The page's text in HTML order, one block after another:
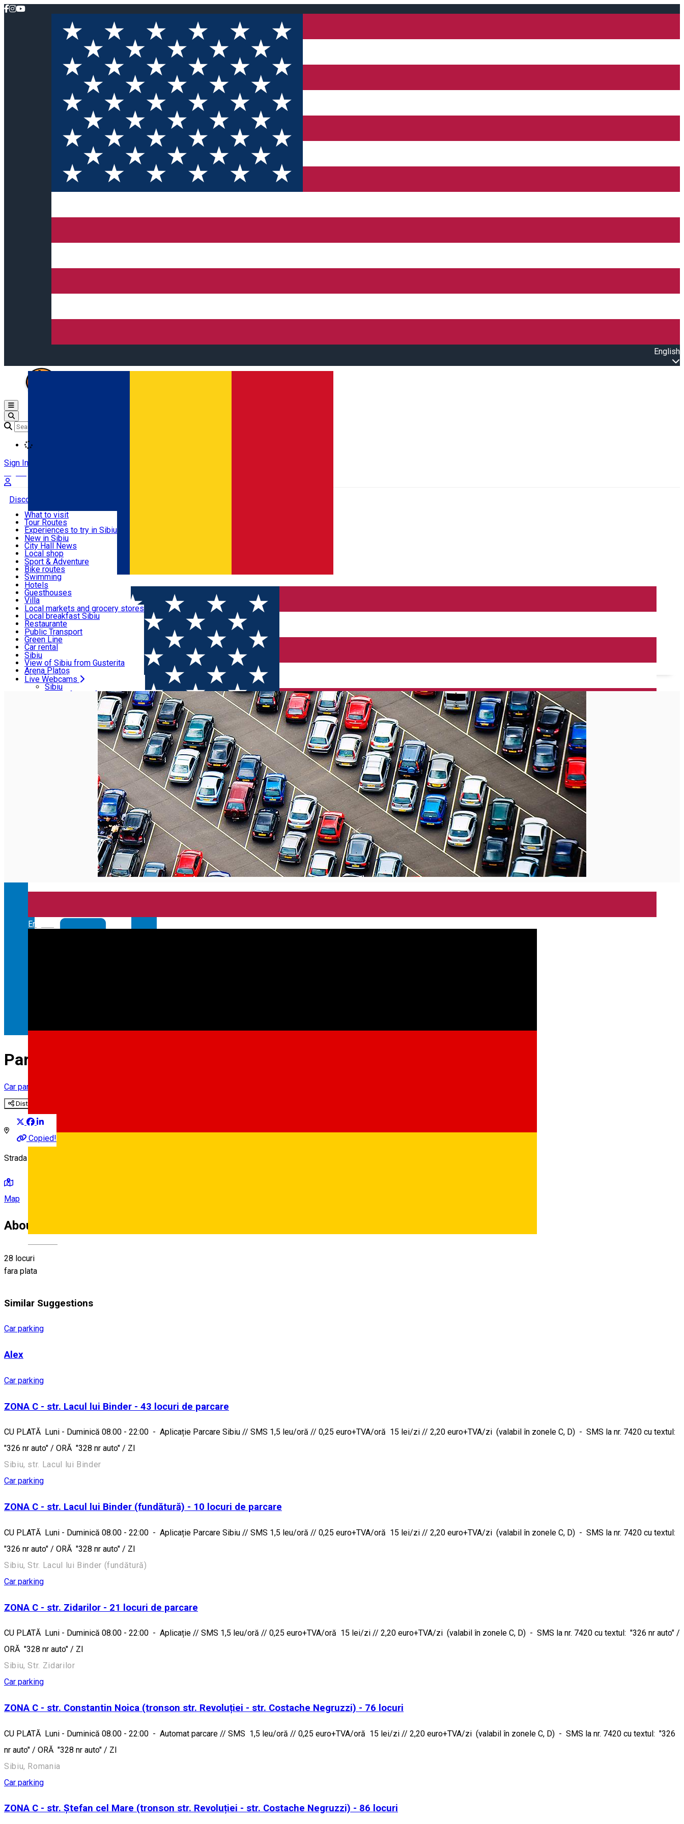
English
Română
English
Open main menu
Sign In
Discover
Useful info
Activities & Adventure
Accommodation
Food, Drinks & Nightlife
Transport & Parking
Live Webcams
What to visit
Tour Routes
Experiences to try in Sibiu
Podcast
Culture
Museums
Churches
Parks, Zoo
County of Sibiu
New in Sibiu
City Hall News
Local shop
Sibiu artisans
Sibiul Verde
Public services
Education
How do I get to Sibiu
Tourist Info
Tour Guides
Guided tours
Publicații locale
Beauty salons
Sport & Adventure
Bike routes
Swimming
Riding
Indoor activities
Loc de joacă indoor
Loc de joacă outdoor
Ski
Ice skating
Yoga
Hotels
Guesthouses
Villa
Hostels
Motel
Camping
Renting rooms
Rooms for rent
Accommodation outside Sibiu
Local markets and grocery stores
Local breakfast Sibiu
Restaurante
Pizza
Fast Food
Coffee
Sweets
Pub, Bar
Night clubs
Bakeries
Public Transport
Green Line
Car rental
Rent a bike
Scooter rentals
Taxi
Ride Sharing
Parking tickets
Parking places
Electric vehicle charging points
Sibiu
View of Sibiu from Gusterita
Arena Platoș
Live Webcams
Sibiu
View of Sibiu from Gusterita
Home Car parking Parcare - L. Rebreanu
Parcare - L. Rebreanu
Car parking
Distribuie
Copied!
Strada Liviu Rebreanu,
Map
About
28 locuri
fara plata
Similar Suggestions
Car parking
Alex
Car parking
ZONA C - str. Lacul lui Binder - 43 locuri de parcare
CU PLATĂ Luni - Duminică 08.00 - 22:00 - Aplicație Parcare Sibiu // SMS 1,5 leu/oră // 0,25 euro+TVA/oră 15 lei/zi // 2,20 euro+TVA/zi (valabil în zonele C, D) - SMS la nr. 7420 cu textul:
"326 nr auto" / ORĂ "328 nr auto" / ZI
Sibiu, str. Lacul lui Binder
Car parking
ZONA C - str. Lacul lui Binder (fundătură) - 10 locuri de parcare
CU PLATĂ Luni - Duminică 08.00 - 22:00 - Aplicație Parcare Sibiu // SMS 1,5 leu/oră // 0,25 euro+TVA/oră 15 lei/zi // 2,20 euro+TVA/zi (valabil în zonele C, D) - SMS la nr. 7420 cu textul:
"326 nr auto" / ORĂ "328 nr auto" / ZI
Sibiu, Str. Lacul lui Binder (fundătură)
Car parking
ZONA C - str. Zidarilor - 21 locuri de parcare
CU PLATĂ Luni - Duminică 08.00 - 22:00 - Aplicație // SMS 1,5 leu/oră // 0,25 euro+TVA/oră 15 lei/zi // 2,20 euro+TVA/zi (valabil în zonele C, D) - SMS la nr. 7420 cu textul: "326 nr auto" /
ORĂ "328 nr auto" / ZI
Sibiu, Str. Zidarilor
Car parking
ZONA C - str. Constantin Noica (tronson str. Revoluției - str. Costache Negruzzi) - 76 locuri
CU PLATĂ Luni - Duminică 08.00 - 22:00 - Automat parcare // SMS 1,5 leu/oră // 0,25 euro+TVA/oră 15 lei/zi // 2,20 euro+TVA/zi (valabil în zonele C, D) - SMS la nr. 7420 cu textul: "326
nr auto" / ORĂ "328 nr auto" / ZI
Sibiu, Romania
Car parking
ZONA C - str. Ștefan cel Mare (tronson str. Revoluției - str. Costache Negruzzi) - 86 locuri